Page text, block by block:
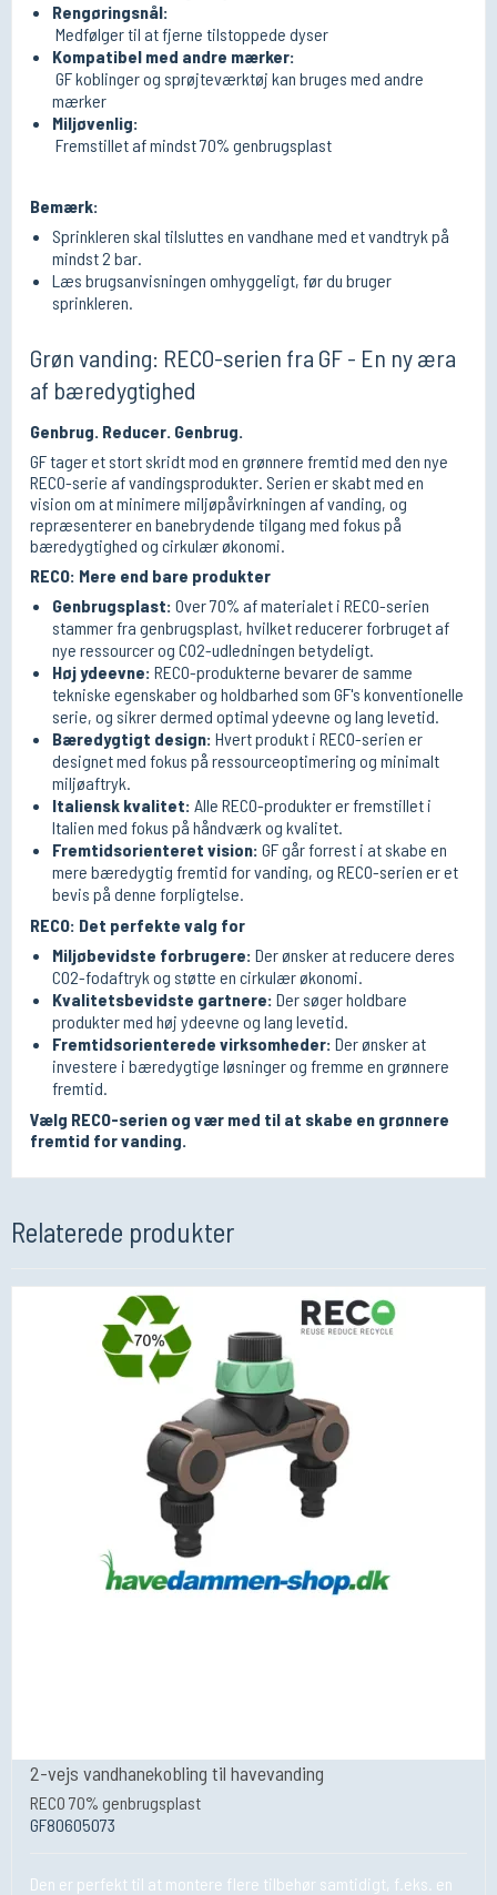
Rengøringsnål:
Medfølger til at fjerne tilstoppede dyser
Kompatibel med andre mærker:
GF koblinger og sprøjteværktøj kan bruges med andre
mærker
Miljøvenlig:
Fremstillet af mindst 70% genbrugsplast
Bemærk:
Sprinkleren skal tilsluttes en vandhane med et vandtryk på
mindst 2 bar.
Læs brugsanvisningen omhyggeligt, før du bruger
sprinkleren.
Grøn vanding: RECO-serien fra GF - En ny æra
af bæredygtighed
Genbrug. Reducer. Genbrug.
GF tager et stort skridt mod en grønnere fremtid med den nye
RECO-serie af vandingsprodukter. Serien er skabt med en
vision om at minimere miljøpåvirkningen af vanding, og
repræsenterer en banebrydende tilgang med fokus på
bæredygtighed og cirkulær økonomi.
RECO: Mere end bare produkter
Genbrugsplast: Over 70% af materialet i RECO-serien
stammer fra genbrugsplast, hvilket reducerer forbruget af
nye ressourcer og CO2-udledningen betydeligt.
Høj ydeevne: RECO-produkterne bevarer de samme
tekniske egenskaber og holdbarhed som GF's konventionelle
serie, og sikrer dermed optimal ydeevne og lang levetid.
Bæredygtigt design: Hvert produkt i RECO-serien er
designet med fokus på ressourceoptimering og minimalt
miljøaftryk.
Italiensk kvalitet: Alle RECO-produkter er fremstillet i
Italien med fokus på håndværk og kvalitet.
Fremtidsorienteret vision: GF går forrest i at skabe en
mere bæredygtig fremtid for vanding, og RECO-serien er et
bevis på denne forpligtelse.
RECO: Det perfekte valg for
Miljøbevidste forbrugere: Der ønsker at reducere deres
CO2-fodaftryk og støtte en cirkulær økonomi.
Kvalitetsbevidste gartnere: Der søger holdbare
produkter med høj ydeevne og lang levetid.
Fremtidsorienterede virksomheder: Der ønsker at
investere i bæredygtige løsninger og fremme en grønnere
fremtid.
Vælg RECO-serien og vær med til at skabe en grønnere
fremtid for vanding.
Relaterede produkter
2-vejs vandhanekobling til havevanding
RECO 70% genbrugsplast
GF80605073
Den er perfekt til at montere flere tilbehør samtidigt, f.eks. en